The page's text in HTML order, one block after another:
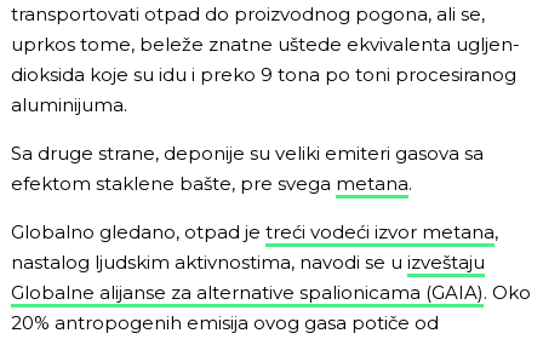
transportovati otpad do proizvodnog pogona, ali se,
uprkos tome, beleže znatne uštede ekvivalenta ugljen-
dioksida koje su idu i preko 9 tona po toni procesiranog
aluminijuma.
Sa druge strane, deponije su veliki emiteri gasova sa
efektom staklene bašte, pre svega metana.
Globalno gledano, otpad je treći vodeći izvor metana,
nastalog ljudskim aktivnostima, navodi se u izveštaju
Globalne alijanse za alternative spalionicama (GAIA). Oko
20% antropogenih emisija ovog gasa potiče od